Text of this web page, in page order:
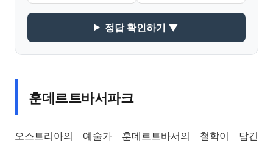
정답 확인하기 ▼
훈데르트바서파크
오스트리아의 예술가 훈데르트바서의 철학이 담긴